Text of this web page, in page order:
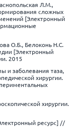
Л.М.,
сложных
[Электронный
О.Б., Белоконь Н.С.
[Электронный
2015
и заболевания таза,
хирургии.
хирургии.
ресурс] //